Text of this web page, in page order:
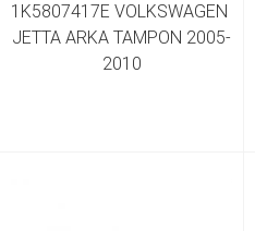
1K5807417E VOLKSWAGEN
JETTA ARKA TAMPON 2005-
2010